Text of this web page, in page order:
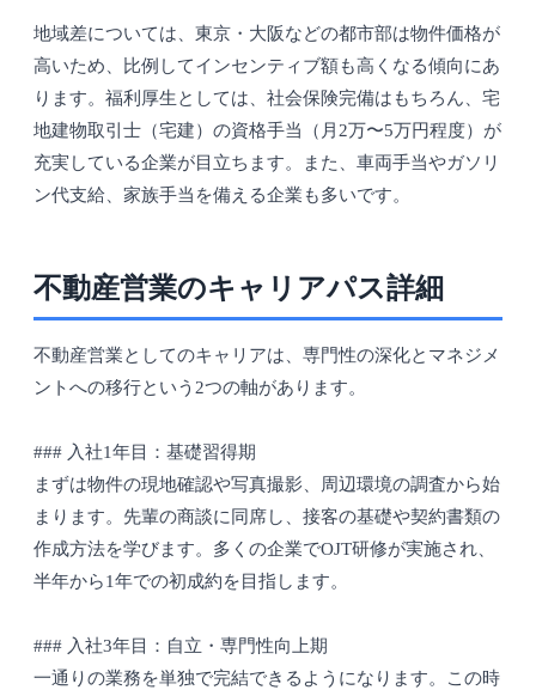
地域差については、東京・大阪などの都市部は物件価格が
高いため、比例してインセンティブ額も高くなる傾向にあ
ります。福利厚生としては、社会保険完備はもちろん、宅
地建物取引士（宅建）の資格手当（月2万〜5万円程度）が
充実している企業が目立ちます。また、車両手当やガソリ
ン代支給、家族手当を備える企業も多いです。
不動産営業のキャリアパス詳細
不動産営業としてのキャリアは、専門性の深化とマネジメ
ントへの移行という2つの軸があります。
### 入社1年目：基礎習得期
まずは物件の現地確認や写真撮影、周辺環境の調査から始
まります。先輩の商談に同席し、接客の基礎や契約書類の
作成方法を学びます。多くの企業でOJT研修が実施され、
半年から1年での初成約を目指します。
### 入社3年目：自立・専門性向上期
一通りの業務を単独で完結できるようになります。この時